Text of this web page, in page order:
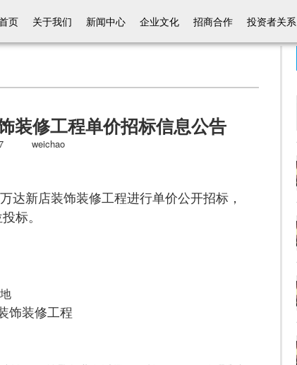
页 关于我们 新闻中心 企业文化 招商合作 投资者关系
装修工程单价招标信息公告
27 weichao
达新店装饰装修工程进行单价公开招标，
标。
饰装修工程